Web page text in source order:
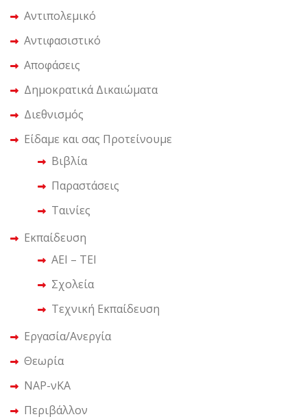
Αντιπολεμικό
Αντιφασιστικό
Αποφάσεις
Δημοκρατικά Δικαιώματα
Διεθνισμός
Είδαμε και σας Προτείνουμε
Βιβλία
Παραστάσεις
Ταινίες
Εκπαίδευση
ΑΕΙ – ΤΕΙ
Σχολεία
Τεχνική Εκπαίδευση
Εργασία/Ανεργία
Θεωρία
ΝΑΡ-νΚΑ
Περιβάλλον